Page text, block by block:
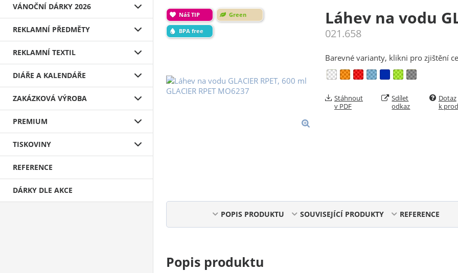
VÁNOČNÍ DÁRKY 2026
REKLAMNÍ PŘEDMĚTY
REKLAMNÍ TEXTIL
DIÁŘE A KALENDÁŘE
ZAKÁZKOVÁ VÝROBA
PREMIUM
TISKOVINY
REFERENCE
DÁRKY DLE AKCE
Láhev na vodu
021.658
Náš TIP Green
BPA free
Barevné varianty, klikni pro zjištění
Stáhnout
v PDF
Sdílet
odkaz
Dotaz
k
POPIS PRODUKTU SOUVISEJÍCÍ PRODUKTY REFERENCE
Popis produktu